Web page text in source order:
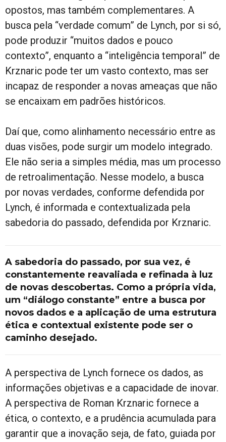
opostos, mas também complementares. A
busca pela “verdade comum” de Lynch, por si só,
pode produzir “muitos dados e pouco
contexto”, enquanto a “inteligência temporal” de
Krznaric pode ter um vasto contexto, mas ser
incapaz de responder a novas ameaças que não
se encaixam em padrões históricos.
Daí que, como alinhamento necessário entre as
duas visões, pode surgir um modelo integrado.
Ele não seria a simples média, mas um processo
de retroalimentação. Nesse modelo, a busca
por novas verdades, conforme defendida por
Lynch, é informada e contextualizada pela
sabedoria do passado, defendida por Krznaric.
A sabedoria do passado, por sua vez, é
constantemente reavaliada e refinada à luz
de novas descobertas. Como a própria vida,
um “diálogo constante” entre a busca por
novos dados e a aplicação de uma estrutura
ética e contextual existente pode ser o
caminho desejado.
A perspectiva de Lynch fornece os dados, as
informações objetivas e a capacidade de inovar.
A perspectiva de Roman Krznaric fornece a
ética, o contexto, e a prudência acumulada para
garantir que a inovação seja, de fato, guiada por